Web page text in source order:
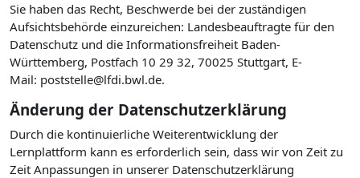
Sie haben das Recht, Beschwerde bei der zuständigen
Aufsichtsbehörde einzureichen: Landesbeauftragte für den
Datenschutz und die Informationsfreiheit Baden-
Württemberg, Postfach 10 29 32, 70025 Stuttgart, E-
Mail: poststelle@lfdi.bwl.de.
Änderung der Datenschutzerklärung
Durch die kontinuierliche Weiterentwicklung der
Lernplattform kann es erforderlich sein, dass wir von Zeit zu
Zeit Anpassungen in unserer Datenschutzerklärung